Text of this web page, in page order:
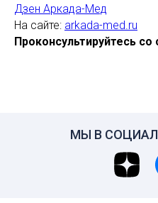
Дзен Аркада-Мед
На сайте: arkada-med.ru
Проконсультируйтесь
МЫ В